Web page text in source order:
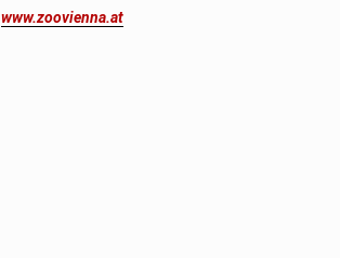
www.zoovienna.at